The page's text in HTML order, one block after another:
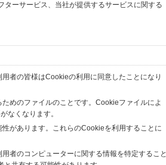
ーサービス、当社が提供するサービスに関する
者の皆様はCookieの利用に同意したことになり
めのファイルのことです。Cookieファイルによ
なくなります。
があります。これらのCookieを利用することに
者のコンピューターに関する情報を特定すること